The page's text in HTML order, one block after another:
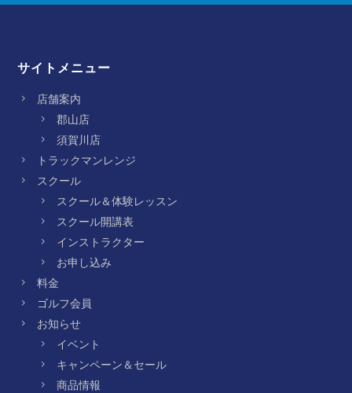
サイトメニュー
店舗案内
郡山店
須賀川店
トラックマンレンジ
スクール
スクール＆体験レッスン
スクール開講表
インストラクター
お申し込み
料金
ゴルフ会員
お知らせ
イベント
キャンペーン＆セール
商品情報